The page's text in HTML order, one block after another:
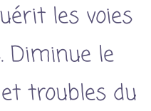
les voies
Diminue le
troubles du